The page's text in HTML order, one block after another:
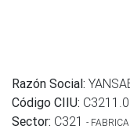
Razón Social:
Código CIIU:
Sector: C321 -